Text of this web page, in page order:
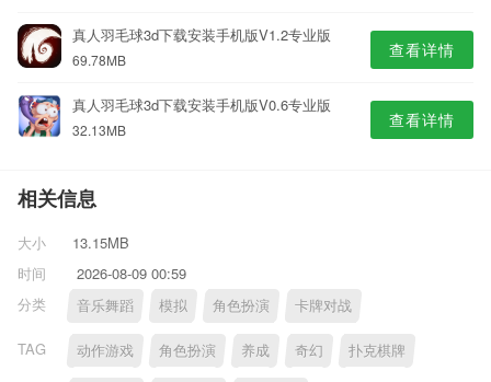
真人羽毛球3d下载安装手机版V1.2专业版
69.78MB 查看详情
真人羽毛球3d下载安装手机版V0.6专业版
32.13MB 查看详情
相关信息
大小
13.15MB
时间
2026-08-09 00:59
分类
音乐舞蹈 模拟 角色扮演 卡牌对战
TAG 动作游戏 角色扮演 养成 奇幻 扑克棋牌